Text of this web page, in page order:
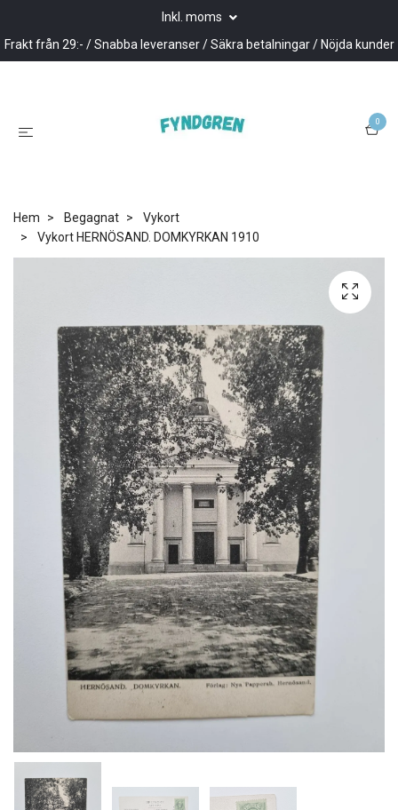
Inkl. moms
Frakt från 29:- / Snabba leveranser / Säkra betalningar / Nöjda kunder
0
Hem Begagnat
Vykort
Vykort HERNÖSAND. DOMKYRKAN 1910